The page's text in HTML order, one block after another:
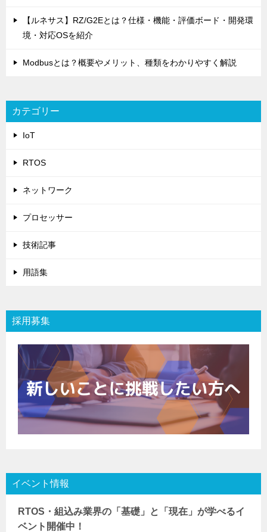
【ルネサス】RZ/G2Eとは？仕様・機能・評価ボード・開発環
境・対応OSを紹介
Modbusとは？概要やメリット、種類をわかりやすく解説
カテゴリー
IoT
RTOS
ネットワーク
プロセッサー
技術記事
用語集
採用募集
イベント情報
RTOS・組込み業界の「基礎」と「現在」が学べるイ
ベント開催中！